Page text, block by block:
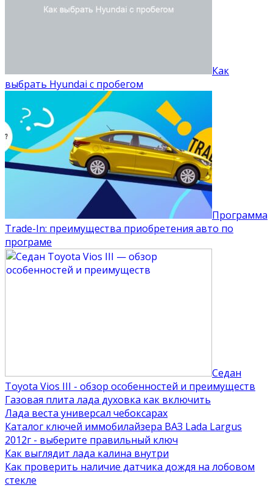
Как
выбрать Hyundai с пробегом
Программа
Trade-In: преимущества приобретения авто по
програме
Седан
Toyota Vios III - обзор особенностей и преимуществ
Газовая плита лада духовка как включить
Лада веста универсал чебоксарах
Каталог ключей иммобилайзера ВАЗ Lada Largus
2012г - выберите правильный ключ
Как выглядит лада калина внутри
Как проверить наличие датчика дождя на лобовом
стекле